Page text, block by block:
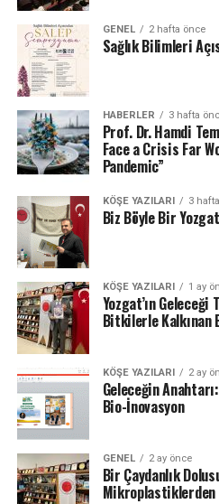
GENEL 2 hafta önce
Sağlık Bilimleri
HABERLER 3 hafta
Prof. Dr. Hamdi
Face a Crisis Far
Pandemic”
KÖŞE YAZILARI 3
Biz Böyle Bir
KÖŞE YAZILARI 1 ay
Yozgat’ın Geleceği
Bitkilerle Kalkınan
KÖŞE YAZILARI 2 ay
Geleceğin
Bio-İnovasyon
GENEL 2 ay önce
Bir Çaydanlık